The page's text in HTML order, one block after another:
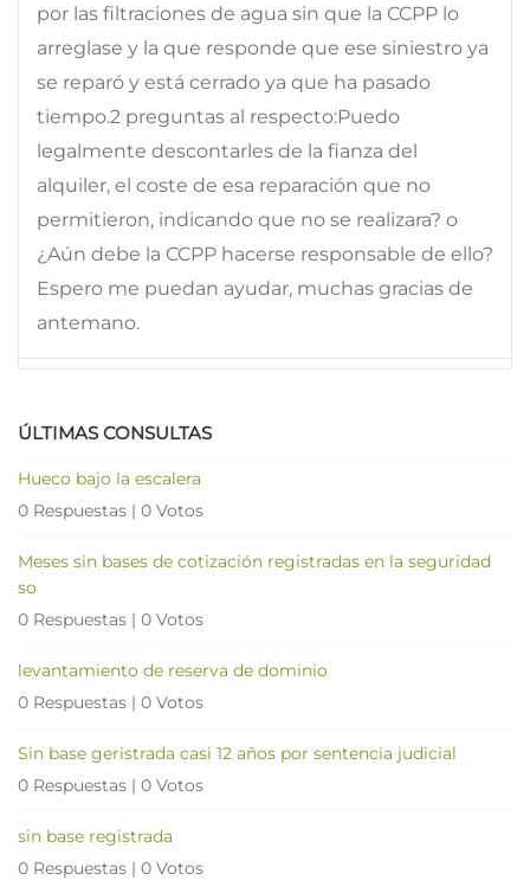
por las filtraciones de agua sin que la CCPP lo
arreglase y la que responde que ese siniestro ya
se reparó y está cerrado ya que ha pasado
tiempo.2 preguntas al respecto:Puedo
legalmente descontarles de la fianza del
alquiler, el coste de esa reparación que no
permitieron, indicando que no se realizara? o
¿Aún debe la CCPP hacerse responsable de ello?
Espero me puedan ayudar, muchas gracias de
antemano.
ÚLTIMAS CONSULTAS
Hueco bajo la escalera
0 Respuestas | 0 Votos
Meses sin bases de cotización registradas en la seguridad
so
0 Respuestas | 0 Votos
levantamiento de reserva de dominio
0 Respuestas | 0 Votos
Sin base geristrada casi 12 años por sentencia judicial
0 Respuestas | 0 Votos
sin base registrada
0 Respuestas | 0 Votos